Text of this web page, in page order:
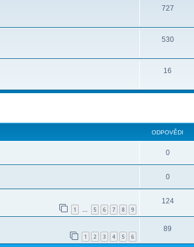
727
530
16
ODPOVĚDI
0
0
1 … 5 6 7 8 9
124
1 2 3 4 5 6
89